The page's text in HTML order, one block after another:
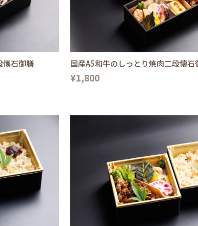
懐石御膳 国産A5和牛のしっとり焼肉二段懐石
¥1,800